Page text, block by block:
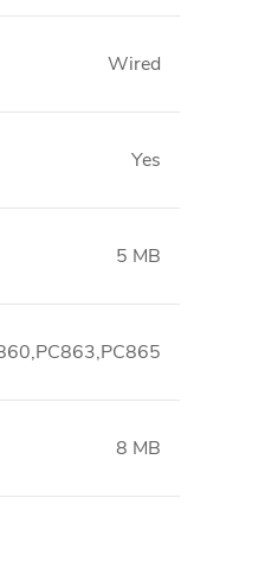
Wired
Yes
5 MB
8 MB